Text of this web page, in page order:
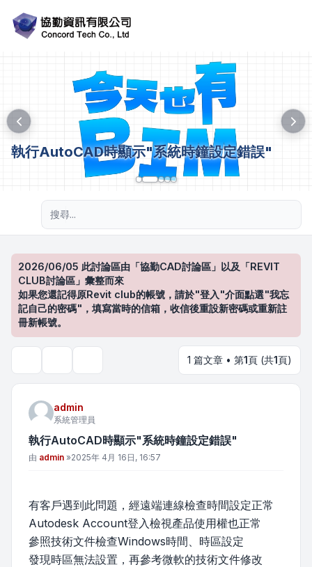
執行AutoCAD時顯示"系統時鐘設定錯誤"
2026/06/05 此討論區由「協勤CAD討論區」以及「REVIT
CLUB討論區」彙整而來
如果您還記得原Revit club的帳號，請於"登入"介面點選"我忘
記自己的密碼"，填寫當時的信箱，收信後重設新密碼或重新註
冊新帳號。
1 篇文章 • 第1頁 (共1頁)
admin
系統管理員
執行AutoCAD時顯示"系統時鐘設定錯誤"
文章
由 admin »2025年 4月 16日, 16:57
有客戶遇到此問題，經遠端連線檢查時間設定正常
Autodesk Account登入檢視產品使用權也正常
參照技術文件檢查Windows時間、時區設定
發現時區無法設置，再參考微軟的技術文件修改